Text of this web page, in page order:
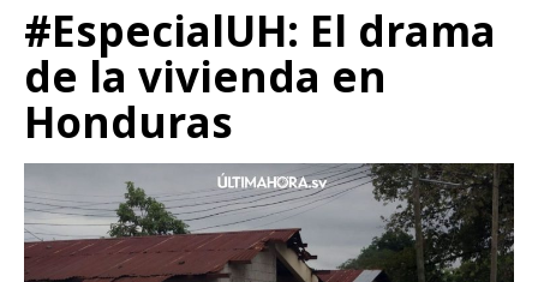
#EspecialUH: El drama
de la vivienda en
Honduras